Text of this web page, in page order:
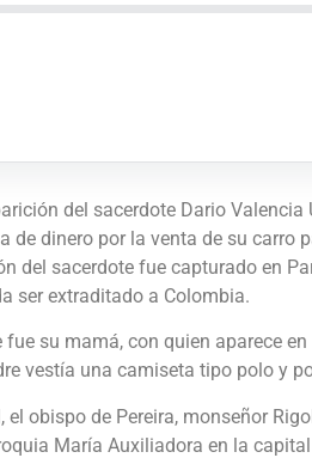
del sacerdote Dario
dinero por la venta de su carro
del sacerdote fue capturado en
ser extraditado a Colombia.
su mamá, con quien aparece
vestía una camiseta tipo polo y
el obispo de Pereira, monseñor
María Auxiliadora en la